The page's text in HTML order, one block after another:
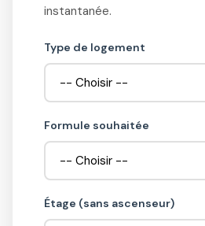
instantanée.
Type de logement
Formule souhaitée
Étage (sans ascenseur)